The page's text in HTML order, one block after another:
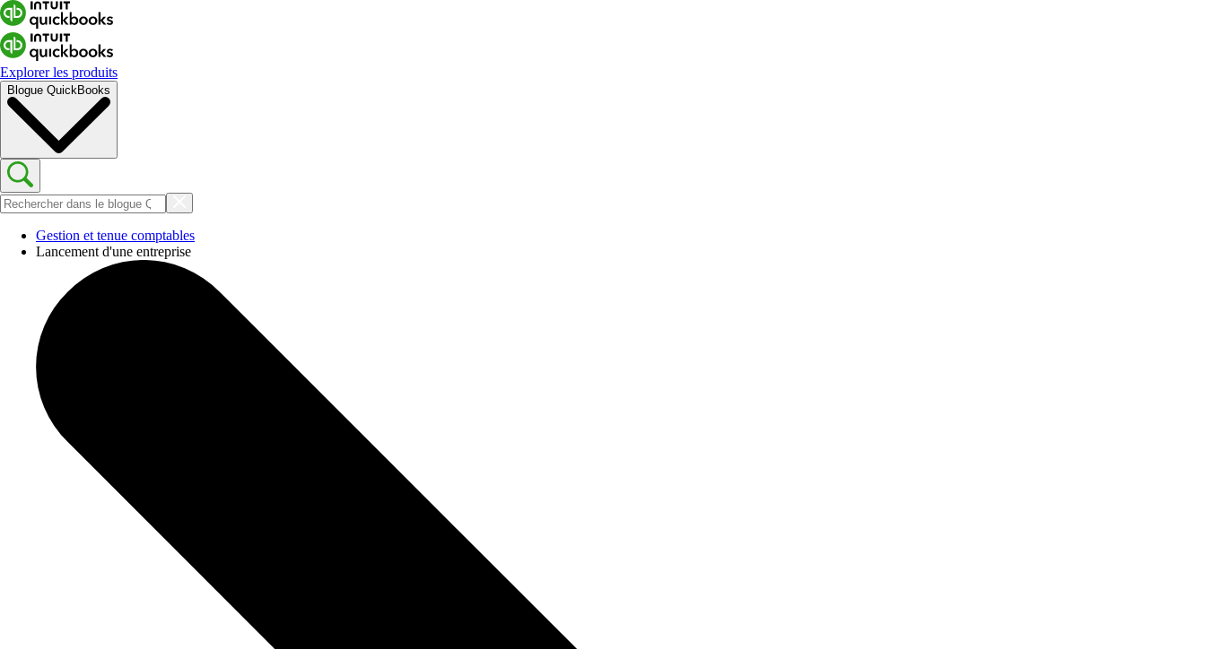
Explorer les produits
Blogue QuickBooks
Gestion et tenue comptables
Lancement d'une entreprise